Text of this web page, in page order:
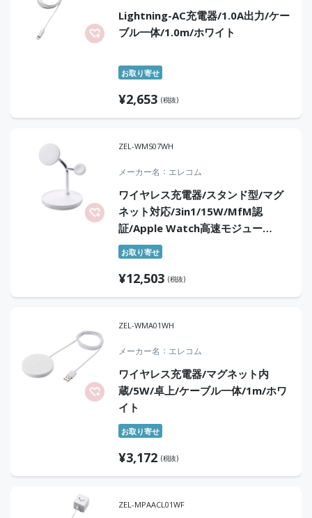
Lightning-AC充電器/1.0A出力/ケー
ブル一体/1.0m/ホワイト
お取り寄せ
¥2,653 (税抜)
ZEL-WMS07WH
メーカー名 エレコム
ワイヤレス充電器/スタンド型/マグ
ネット対応/3in1/15W/MfM認
証/Apple Watch高速モジュー
ル/MfA認証/ホワイト
お取り寄せ
¥12,503 (税抜)
ZEL-WMA01WH
メーカー名 エレコム
ワイヤレス充電器/マグネット内
蔵/5W/卓上/ケーブル一体/1m/ホワ
イト
お取り寄せ
¥3,172 (税抜)
ZEL-MPAACL01WF